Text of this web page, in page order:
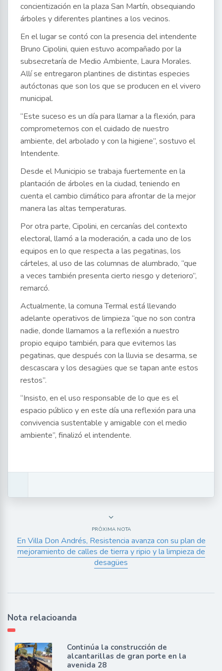
concientización en la plaza San Martín, obsequiando
árboles y diferentes plantines a los vecinos.
En el lugar se contó con la presencia del intendente
Bruno Cipolini, quien estuvo acompañado por la
subsecretaría de Medio Ambiente, Laura Morales.
Allí se entregaron plantines de distintas especies
autóctonas que son los que se producen en el vivero
municipal.
“Este suceso es un día para llamar a la flexión, para
comprometernos con el cuidado de nuestro
ambiente, del arbolado y con la higiene”, sostuvo el
Intendente.
Desde el Municipio se trabaja fuertemente en la
plantación de árboles en la ciudad, teniendo en
cuenta el cambio climático para afrontar de la mejor
manera las altas temperaturas.
Por otra parte, Cipolini, en cercanías del contexto
electoral, llamó a la moderación, a cada uno de los
equipos en lo que respecta a las pegatinas, los
cárteles, al uso de las columnas de alumbrado, “que
a veces también presenta cierto riesgo y deterioro”,
remarcó.
Actualmente, la comuna Termal está llevando
adelante operativos de limpieza “que no son contra
nadie, donde llamamos a la reflexión a nuestro
propio equipo también, para que evitemos las
pegatinas, que después con la lluvia se desarma, se
descascara y los desagües que se tapan ante estos
restos”.
“Insisto, en el uso responsable de lo que es el
espacio público y en este día una reflexión para una
convivencia sustentable y amigable con el medio
ambiente”, finalizó el intendente.
PRÓXIMA NOTA
En Villa Don Andrés, Resistencia avanza con su plan de
mejoramiento de calles de tierra y ripio y la limpieza de
desagües
Nota relacioanda
Continúa la construcción de
alcantarillas de gran porte en la
avenida 28